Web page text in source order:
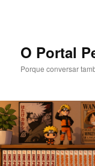
primário
secundárioO Portal
Porque conversar